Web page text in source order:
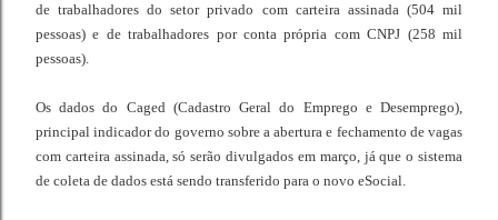
de trabalhadores do setor privado com carteira assinada (504 mil
pessoas) e de trabalhadores por conta própria com CNPJ (258 mil
pessoas).
Os dados do Caged (Cadastro Geral do Emprego e Desemprego),
principal indicador do governo sobre a abertura e fechamento de vagas
com carteira assinada, só serão divulgados em março, já que o sistema
de coleta de dados está sendo transferido para o novo eSocial.